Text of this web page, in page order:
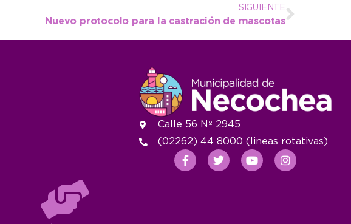
SIGUIENTE
Nuevo protocolo para la castración de mascotas
Calle 56 Nº 2945
(02262) 44 8000 (lineas rotativas)